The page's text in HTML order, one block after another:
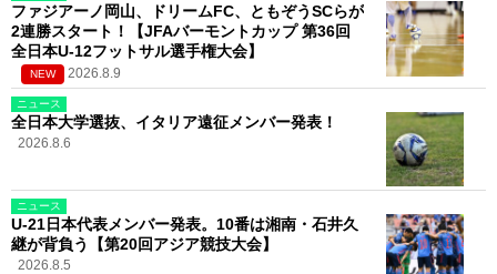
ファジアーノ岡山、ドリームFC、ともぞうSCらが
2連勝スタート！【JFAバーモントカップ 第36回
全日本U-12フットサル選手権大会】
NEW 2026.8.9
ニュース
全日本大学選抜、イタリア遠征メンバー発表！
2026.8.6
ニュース
U-21日本代表メンバー発表。10番は湘南・石井久
継が背負う【第20回アジア競技大会】
2026.8.5